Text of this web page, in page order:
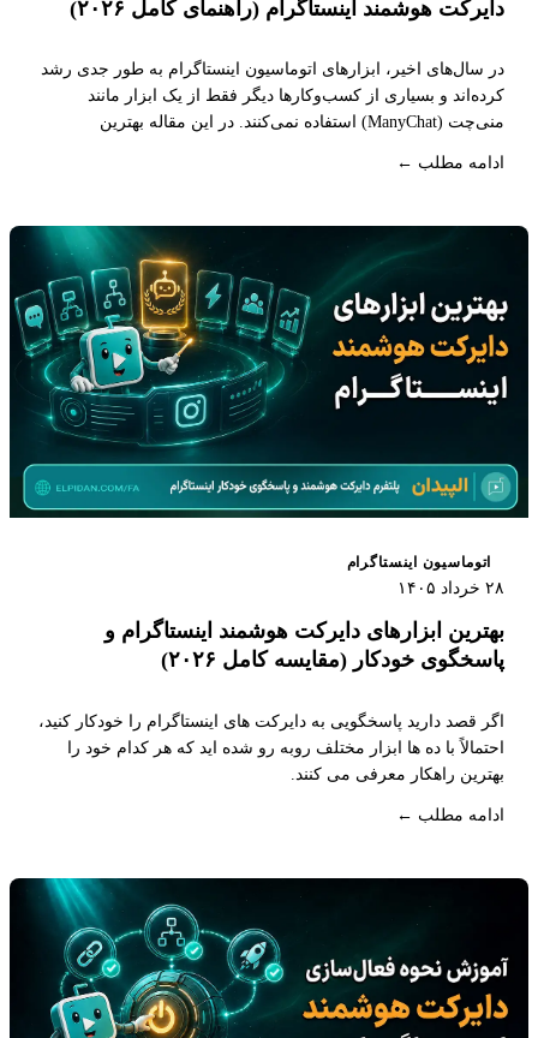
دایرکت هوشمند اینستاگرام (راهنمای کامل ۲۰۲۶)
در سال‌های اخیر، ابزارهای اتوماسیون اینستاگرام به ‌طور جدی رشد
کرده‌اند و بسیاری از کسب‌وکارها دیگر فقط از یک ابزار مانند
منی‌چت (ManyChat) استفاده نمی‌کنند. در این مقاله بهترین
انتخاب درستی برای کسب‌وکار خود داشته باشید.
ادامه مطلب ←
اتوماسیون اینستاگرام
۲۸ خرداد ۱۴۰۵
بهترین ابزارهای دایرکت هوشمند اینستاگرام و
پاسخگوی خودکار (مقایسه کامل ۲۰۲۶)
اگر قصد دارید پاسخگویی به دایرکت های اینستاگرام را خودکار کنید،
احتمالاً با ده ها ابزار مختلف روبه رو شده اید که هر کدام خود را
بهترین راهکار معرفی می کنند.
ادامه مطلب ←